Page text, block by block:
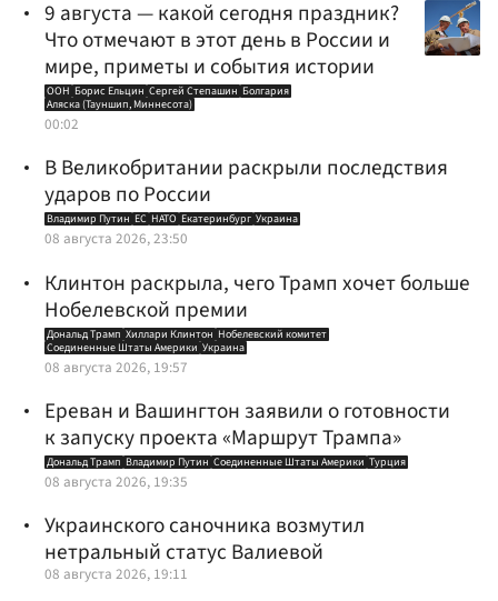
9 августа — какой сегодня праздник?
Что отмечают в этот день в России и
мире, приметы и события истории
ООН Борис Ельцин Сергей Степашин Болгария
Аляска (Тауншип, Миннесота)
00:02
В Великобритании раскрыли последствия
ударов по России
Владимир Путин ЕС НАТО Екатеринбург Украина
08 августа 2026, 23:50
Клинтон раскрыла, чего Трамп хочет больше
Нобелевской премии
Дональд Трамп Хиллари Клинтон Нобелевский комитет
Соединенные Штаты Америки Украина
08 августа 2026, 19:57
Ереван и Вашингтон заявили о готовности
к запуску проекта «Маршрут Трампа»
Дональд Трамп Владимир Путин Соединенные Штаты Америки Турция
08 августа 2026, 19:35
Украинского саночника возмутил
нетральный статус Валиевой
08 августа 2026, 19:11